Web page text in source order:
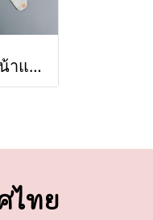
ชุด NB หุ้มเท้า ผูกหน้าแขนยาว M (ขายส่งเริ่มต้น 100 ชุด )
ไทย